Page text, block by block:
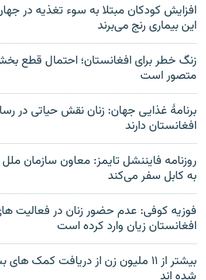
افزایش کودکان مبتلا به سوء تغذیه در
این بیماری رنج می‌برند
زنگ خطر برای افغانستان؛ احتمال قطع
متصور است
برنامهٔ غذایی جهان: زنان نقش حیاتی در
افغانستان دارند
به کابل سفر می‌کند
افغانستان زیان وارد کرده است
بیشتر از ۱۱ ملیون زن از دریافت